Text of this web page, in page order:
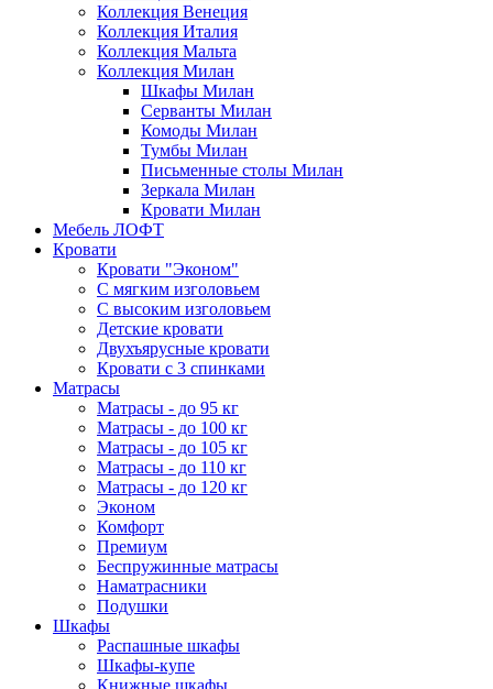
Коллекция Венеция
Коллекция Италия
Коллекция Мальта
Коллекция Милан
Шкафы Милан
Серванты Милан
Комоды Милан
Тумбы Милан
Письменные столы Милан
Зеркала Милан
Кровати Милан
Мебель ЛОФТ
Кровати
Кровати "Эконом"
С мягким изголовьем
С высоким изголовьем
Детские кровати
Двухъярусные кровати
Кровати с 3 спинками
Матрасы
Матрасы - до 95 кг
Матрасы - до 100 кг
Матрасы - до 105 кг
Матрасы - до 110 кг
Матрасы - до 120 кг
Эконом
Комфорт
Премиум
Беспружинные матрасы
Наматрасники
Подушки
Шкафы
Распашные шкафы
Шкафы-купе
Книжные шкафы